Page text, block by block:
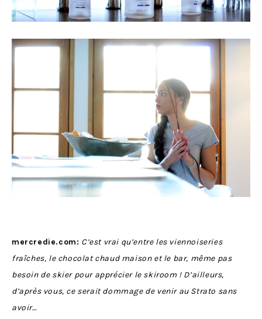
mercredie.com: C’est vrai qu’entre les viennoiseries
fraîches, le chocolat chaud maison et le bar, même pas
besoin de skier pour apprécier le skiroom ! D’ailleurs,
d’après vous, ce serait dommage de venir au Strato sans
avoir…